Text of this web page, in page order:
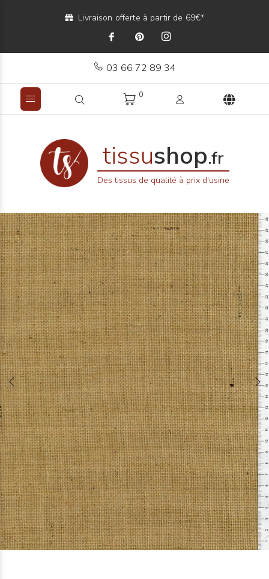
Livraison offerte à partir de 69€*
03 66 72 89 34
0
tissushop.fr
Des tissus de qualité à prix d'usine